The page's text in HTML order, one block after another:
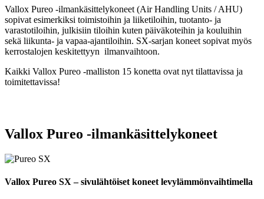
Vallox Pureo -ilmankäsittelykoneet (Air Handling Units / AHU)
sopivat esimerkiksi toimistoihin ja liiketiloihin, tuotanto- ja
varastotiloihin, julkisiin tiloihin kuten päiväkoteihin ja kouluihin
sekä liikunta- ja vapaa-ajantiloihin. SX-sarjan koneet sopivat myös
kerrostalojen keskitettyyn ilmanvaihtoon.
Kaikki Vallox Pureo -malliston 15 konetta ovat nyt tilattavissa ja
toimitettavissa!
Vallox Pureo -ilmankäsittelykoneet
Vallox Pureo SX – sivulähtöiset koneet levylämmönvaihtimella